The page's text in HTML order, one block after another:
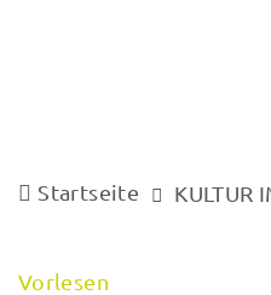
Startseite KULTUR
Vorlesen